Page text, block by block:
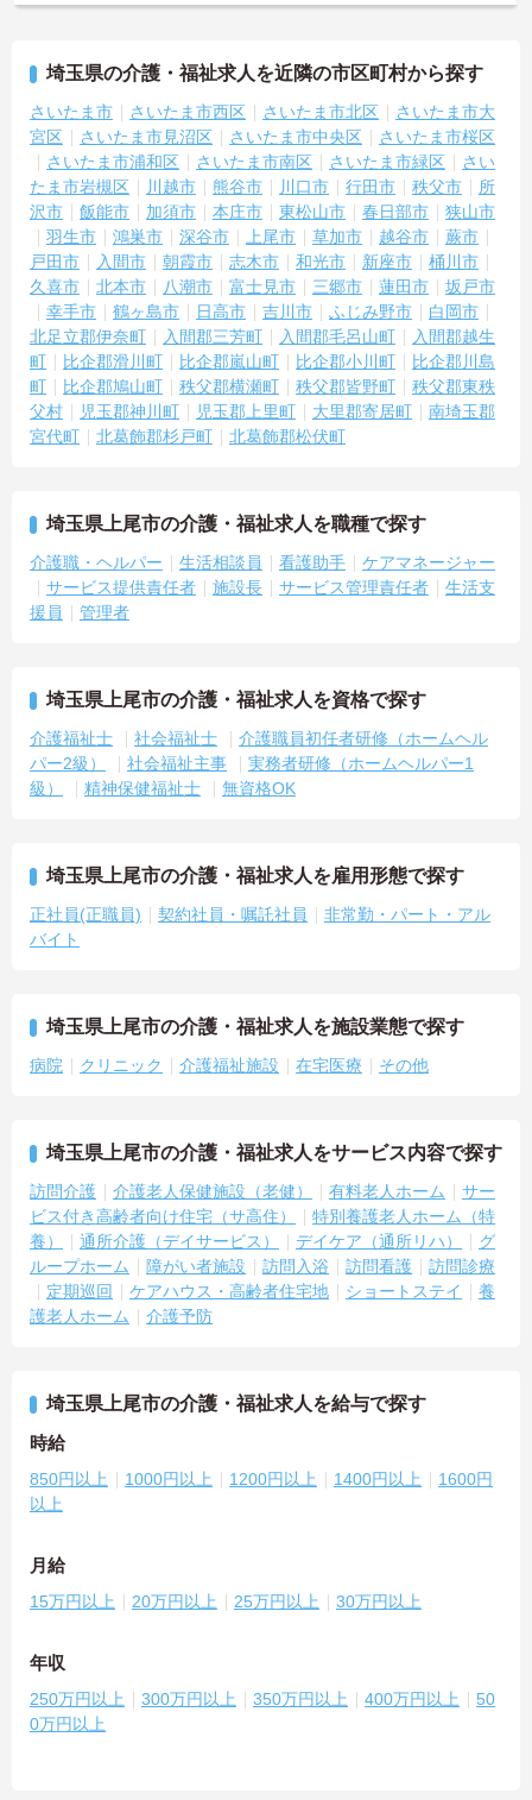
め、お客様の変化や業務連絡を細やかに把握できます。
【独自の特別報酬制度により、確かな収入アップが見込めます】
・賞与年2回に加え、施設運営への貢献やチームワークを評価する特
別報酬が支給される仕組みがあります。
・目に見える形で日々の努力がしっかりと還元されることで、高い
モチベーションを保ちながら将来的な昇給を目指せます。
【自分らしいスタイルを大切にしながら、無理のないペースで働け
ます】
・清潔感と節度があれば髪色やネイルなどの制限がないため、ご自
身の個性を尊重した働き方を叶えられます。
・月平均残業時間が少なく、年間17日のリフレッシュ休暇も取得で
きる環境で、心身のゆとりを維持できます。
【手厚い資格取得支援や継続雇用制度で、将来の安心感が得られま
す】
・勤務時間内で受講可能な資格取得サポートが整備されているた
埼玉県の介護・福祉求人を近隣の市区町村から探す
さいたま市 さいたま市西区 さいたま市北区
さいたま市大
宮区
さいたま市見沼区 さいたま市中央区
さいたま市桜区
さいたま市浦和区
さいたま市南区 さいたま市緑区
さい
たま市岩槻区
川越市 熊谷市 川口市 行田市 秩父市
所
沢市
飯能市 加須市 本庄市 東松山市 春日部市
狭山市
羽生市
鴻巣市 深谷市 上尾市 草加市 越谷市
蕨市
戸田市
入間市 朝霞市 志木市 和光市 新座市
桶川市
久喜市
北本市 八潮市 富士見市 三郷市 蓮田市
坂戸市
幸手市
鶴ヶ島市 日高市 吉川市 ふじみ野市
白岡市
北足立郡伊奈町
入間郡三芳町 入間郡毛呂山町
入間郡越生
町
比企郡滑川町 比企郡嵐山町 比企郡小川町
比企郡川島
町
比企郡鳩山町 秩父郡横瀬町 秩父郡皆野町
秩父郡東秩
父村
児玉郡神川町 児玉郡上里町 大里郡寄居町
南埼玉郡
宮代町
北葛飾郡杉戸町 北葛飾郡松伏町
埼玉県上尾市の介護・福祉求人を職種で探す
介護職・ヘルパー 生活相談員 看護助手
ケアマネージャー
サービス提供責任者
施設長 サービス管理責任者
生活支
援員
管理者
埼玉県上尾市の介護・福祉求人を資格で探す
介護福祉士 社会福祉士
介護職員初任者研修（ホームヘル
パー2級）
社会福祉主事
実務者研修（ホームヘルパー1
級）
精神保健福祉士 無資格OK
埼玉県上尾市の介護・福祉求人を雇用形態で探す
正社員(正職員) 契約社員・嘱託社員
非常勤・パート・アル
バイト
埼玉県上尾市の介護・福祉求人を施設業態で探す
病院 クリニック 介護福祉施設 在宅医療 その他
埼玉県上尾市の介護・福祉求人をサービス内容で探す
訪問介護 介護老人保健施設（老健） 有料老人ホーム
サー
ビス付き高齢者向け住宅（サ高住）
特別養護老人ホーム（特
養）
通所介護（デイサービス） デイケア（通所リハ）
グ
ループホーム
障がい者施設 訪問入浴 訪問看護
訪問診療
定期巡回
ケアハウス・高齢者住宅地 ショートステイ
養
護老人ホーム
介護予防
埼玉県上尾市の介護・福祉求人を給与で探す
時給
850円以上 1000円以上 1200円以上 1400円以上
1600円
以上
月給
15万円以上 20万円以上 25万円以上 30万円以上
年収
250万円以上 300万円以上 350万円以上 400万円以上
50
0万円以上